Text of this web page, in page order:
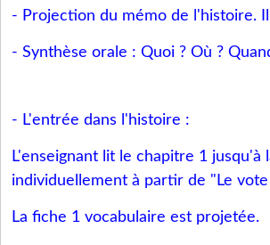
- Projection du mémo de l'histoire.
- Synthèse orale : Quoi ? Où ?
- L'entrée dans l'histoire :
L'enseignant lit le chapitre 1 jusqu'à
individuellement à partir de "Le
La fiche 1 vocabulaire est projetée.